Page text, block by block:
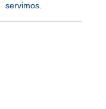
servimos.